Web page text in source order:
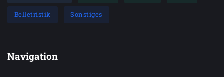
Belletristik Sonstiges
Navigation